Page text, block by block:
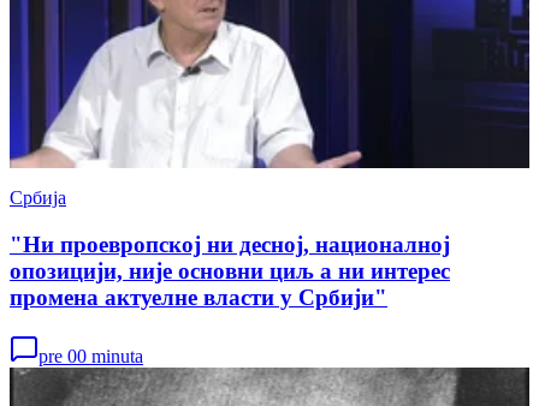
Србија
"Ни проевропској ни десној, националној
опозицији, није основни циљ а ни интерес
промена актуелне власти у Србији"
pre 00 minuta